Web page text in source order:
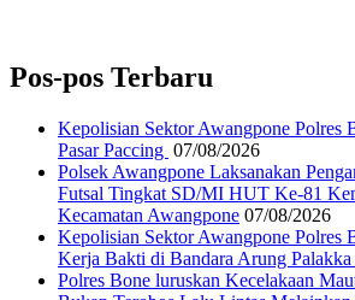
Pos-pos Terbaru
Kepolisian Sektor Awangpone Polres
Pasar Paccing ‎ 07/08/2026
Polsek Awangpone Laksanakan
Futsal Tingkat SD/MI HUT Ke-81
Kecamatan Awangpone 07/08/2026
‎Kepolisian Sektor Awangpone Polres
Kerja Bakti di Bandara Arung Palakka ‎
Polres Bone luruskan Kecelakaan